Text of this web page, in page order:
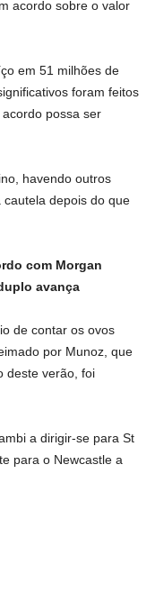
acordo sobre o valor
em 51 milhões de
foram feitos
possa ser
havendo outros
depois do que
com Morgan
avança
de contar os ovos
por Munoz, que
deste verão, foi
a dirigir-se para St
para o Newcastle a